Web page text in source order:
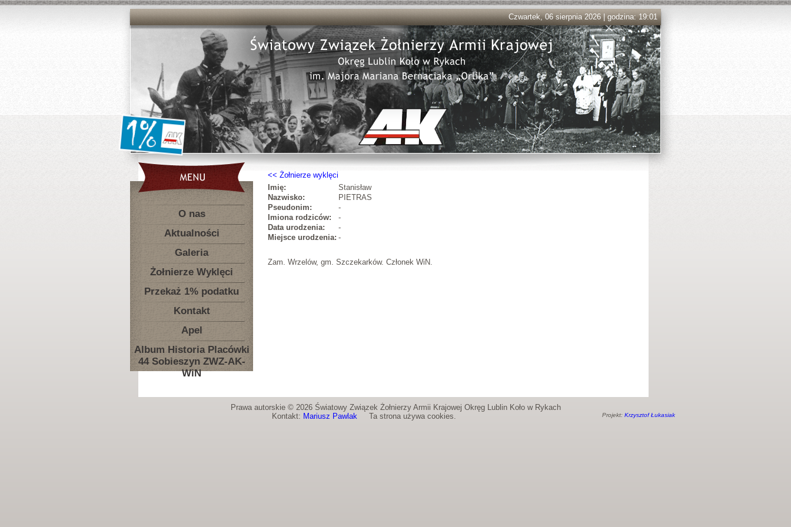
Czwartek, 06 sierpnia 2026 | godzina: 19:01
O nas
Aktualności
Galeria
Żołnierze Wyklęci
Przekaż 1% podatku
Kontakt
Apel
Album Historia Placówki
44 Sobieszyn ZWZ-AK-
WiN
Żołnierze wyklęci
Imię:
Stanisław
Nazwisko:
PIETRAS
Pseudonim:
-
Imiona rodziców:
-
Data urodzenia:
-
Miejsce urodzenia: -
Zam. Wrzelów, gm. Szczekarków. Członek WiN.
Prawa autorskie © 2026 Światowy Związek Żołnierzy Armii Krajowej Okręg Lublin Koło w Rykach
Kontakt: Mariusz PawlakTa strona używa cookies. Projekt: Krzysztof Łukasiak